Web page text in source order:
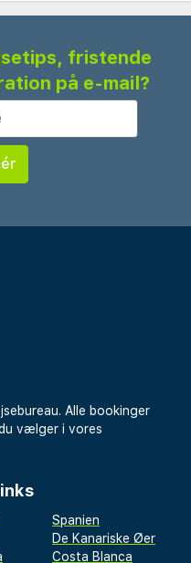
fristende
på e-mail?
Alle bookinger
vælger i vores
Spanien
De Kanariske Øer
Costa Blanca